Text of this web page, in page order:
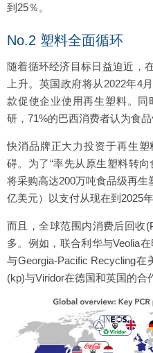
到25％。
No.2 塑料全面循环
随着循环经济目标日益迫近，
上升。英国政府将从2022年4
款促使企业使用再生塑料。同
研，71%的巴西消费者认为食
快消品牌正大力投资于再生
碍。为了“率先从原生塑料转
将采购高达200万吨食品级再
亿美元）以支付从现在到2025
而且，全球范围内消费后回收
多。例如，联合利华与Veolia
与Georgia-Pacific Recycling在
(kp)与Viridor在德国和英国的合